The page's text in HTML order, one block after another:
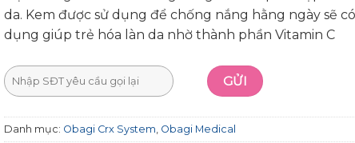
da. Kem được sử dụng để chống nắng hằng ngày sẽ
dụng giúp trẻ hóa làn da nhờ thành phần Vitamin C
Danh mục: Obagi Crx System, Obagi Medical